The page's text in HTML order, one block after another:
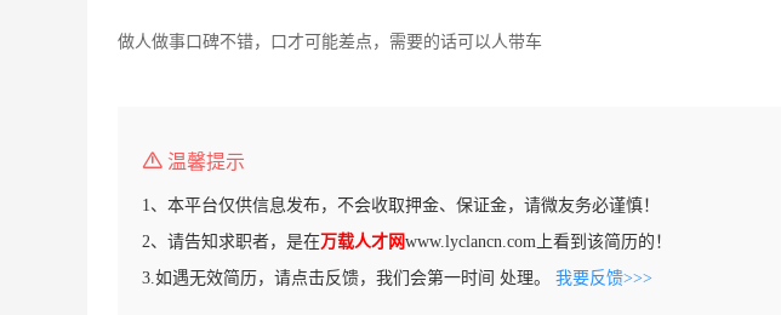
做人做事口碑不错，口才可能差点，需要的话可以人带车
温馨提示
1、本平台仅供信息发布，不会收取押金、保证金，请微友务必谨慎！
2、请告知求职者，是在万载人才网www.lyclancn.com上看到该简历的！
3.如遇无效简历，请点击反馈，我们会第一时间 处理。 我要反馈>>>